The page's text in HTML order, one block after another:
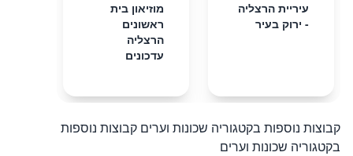
עיריית הרצליה
- ירוק בעיר
מוזיאון בית
ראשונים
הרצליה
עדכונים
קבוצות נוספות בקטגוריה שכונות וערים קבוצות נוספות
בקטגוריה שכונות וערים